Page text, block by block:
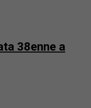
38enne a